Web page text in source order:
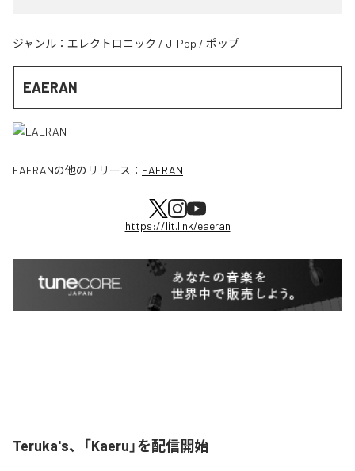
ジャンル： エレクトロニック / J-Pop / ポップ
EAERAN
EAERANの他のリリース： EAERAN
https://lit.link/eaeran
Teruka's、「Kaeru」を配信開始